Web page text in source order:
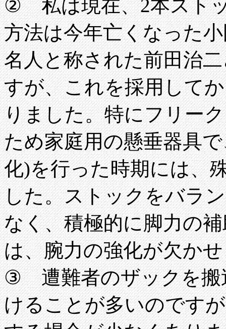
② 私は現在、2本スト
方法は今年亡くなった
名人と称された前田治
すが、これを採用して
りました。特にフリー
ため家庭用の懸垂器具
化)を行った時期には、
した。ストックをバラ
なく、積極的に脚力の
は、腕力の強化が欠か
③ 遭難者のザックを搬
けることが多いのです